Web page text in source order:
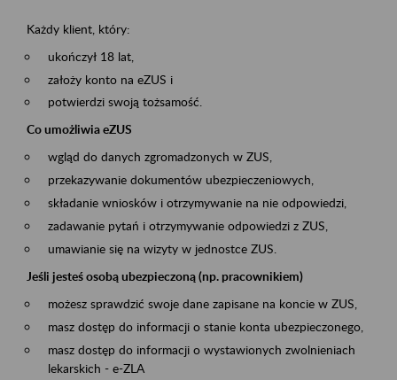
Każdy klient, który:
ukończył 18 lat,
założy konto na eZUS i
potwierdzi swoją tożsamość.
Co umożliwia eZUS
wgląd do danych zgromadzonych w ZUS,
przekazywanie dokumentów ubezpieczeniowych,
składanie wniosków i otrzymywanie na nie odpowiedzi,
zadawanie pytań i otrzymywanie odpowiedzi z ZUS,
umawianie się na wizyty w jednostce ZUS.
Jeśli jesteś osobą ubezpieczoną (np. pracownikiem)
możesz sprawdzić swoje dane zapisane na koncie w ZUS,
masz dostęp do informacji o stanie konta ubezpieczonego,
masz dostęp do informacji o wystawionych zwolnieniach
lekarskich - e-ZLA